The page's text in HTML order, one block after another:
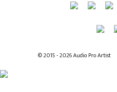
© 2015 - 2026 Audio Pro Artist